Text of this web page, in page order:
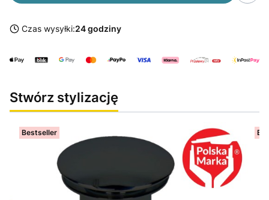
Czas wysyłki:24 godziny
Stwórz stylizację
Bestseller